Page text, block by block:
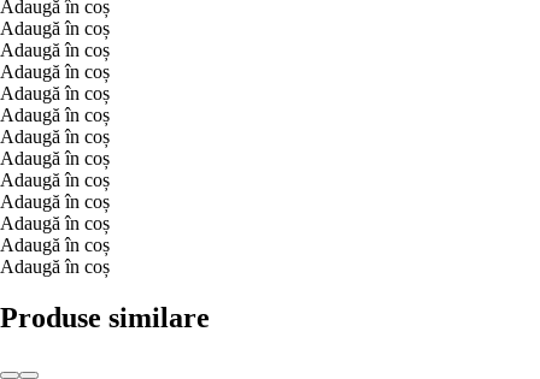
Adaugă în coș
Adaugă în coș
Adaugă în coș
Adaugă în coș
Adaugă în coș
Adaugă în coș
Adaugă în coș
Adaugă în coș
Adaugă în coș
Adaugă în coș
Adaugă în coș
Adaugă în coș
Adaugă în coș
Produse similare